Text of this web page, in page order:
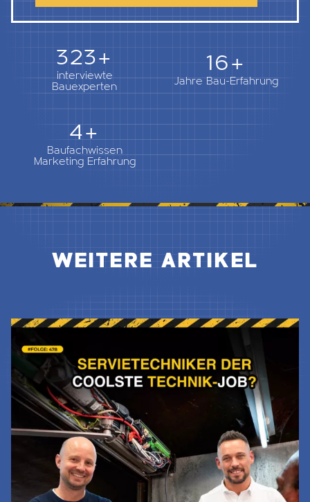
362+
interviewte
Bauexperten
18+
Jahre Bau-Erfahrung
5+
Baufachwissen
Marketing Erfahrung
WEITERE ARTIKEL
Jetzt Lesen & Hören